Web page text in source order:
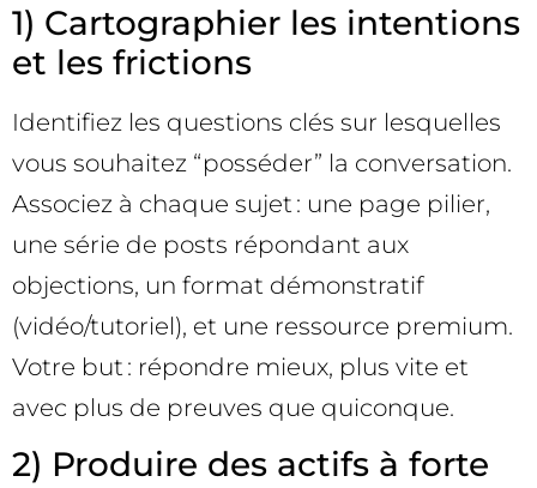
1) Cartographier les intentions
et les frictions
Identifiez les questions clés sur lesquelles
vous souhaitez “posséder” la conversation.
Associez à chaque sujet : une page pilier,
une série de posts répondant aux
objections, un format démonstratif
(vidéo/tutoriel), et une ressource premium.
Votre but : répondre mieux, plus vite et
avec plus de preuves que quiconque.
2) Produire des actifs à forte